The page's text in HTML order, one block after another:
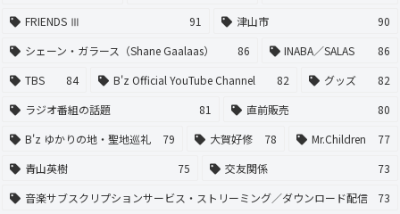
FRIENDS Ⅲ
91 津山市
90
シェーン・ガラース（Shane Gaalaas）
86 INABA／SALAS
86
TBS
84 B'z Official YouTube Channel 82 グッズ
82
ラジオ番組の話題
81 直前販売
80
B'z ゆかりの地・聖地巡礼
79 大賀好修 78 Mr.Children
77
青山英樹
75 交友関係
73
音楽サブスクリプションサービス・ストリーミング／ダウンロード配信
73